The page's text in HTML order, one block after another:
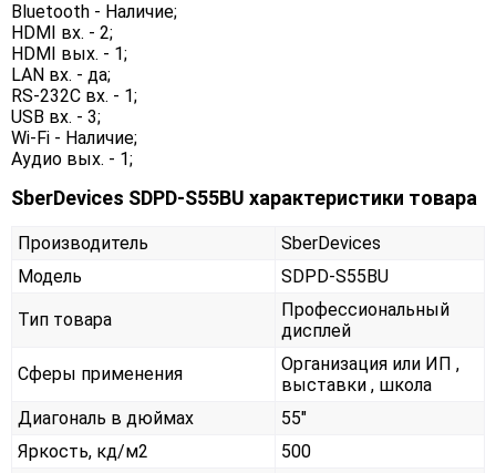
Bluetooth - Наличие;
HDMI вх. - 2;
HDMI вых. - 1;
LAN вх. - да;
RS-232C вх. - 1;
USB вх. - 3;
Wi-Fi - Наличие;
Аудио вых. - 1;
SberDevices SDPD-S55BU характеристики товара
Производитель
SberDevices
Модель
SDPD-S55BU
Тип товара
Профессиональный
дисплей
Сферы применения
Организация или ИП ,
выставки , школа
Диагональ в дюймах
55"
Яркость, кд/м2
500